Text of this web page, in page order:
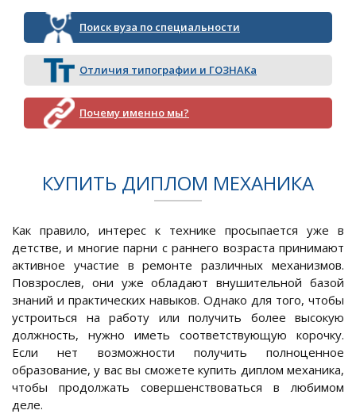
Поиск вуза по специальности
Отличия типографии и ГОЗНАКа
Почему именно мы?
КУПИТЬ ДИПЛОМ МЕХАНИКА
Как правило, интерес к технике просыпается уже в
детстве, и многие парни с раннего возраста принимают
активное участие в ремонте различных механизмов.
Повзрослев, они уже обладают внушительной базой
знаний и практических навыков. Однако для того, чтобы
устроиться на работу или получить более высокую
должность, нужно иметь соответствующую корочку.
Если нет возможности получить полноценное
образование, у вас вы сможете купить диплом механика,
чтобы продолжать совершенствоваться в любимом
деле.